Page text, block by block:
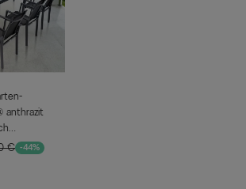
anthrazit
€ -44%